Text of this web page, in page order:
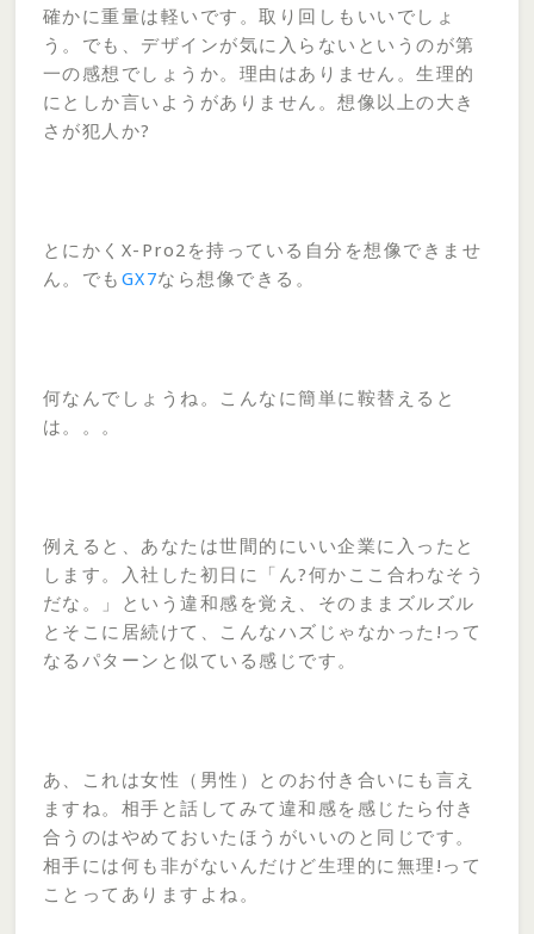
確かに重量は軽いです。取り回しもいいでしょ
う。でも、デザインが気に入らないというのが第
一の感想でしょうか。理由はありません。生理的
にとしか言いようがありません。想像以上の大き
さが犯人か?
とにかくX-Pro2を持っている自分を想像できませ
ん。でも GX7なら想像できる。
何なんでしょうね。こんなに簡単に鞍替えると
は。。。
例えると、あなたは世間的にいい企業に入ったと
します。入社した初日に「ん?何かここ合わなそう
だな。」という違和感を覚え、そのままズルズル
とそこに居続けて、こんなハズじゃなかった!って
なるパターンと似ている感じです。
あ、これは女性（男性）とのお付き合いにも言え
ますね。相手と話してみて違和感を感じたら付き
合うのはやめておいたほうがいいのと同じです。
相手には何も非がないんだけど生理的に無理!って
ことってありますよね。